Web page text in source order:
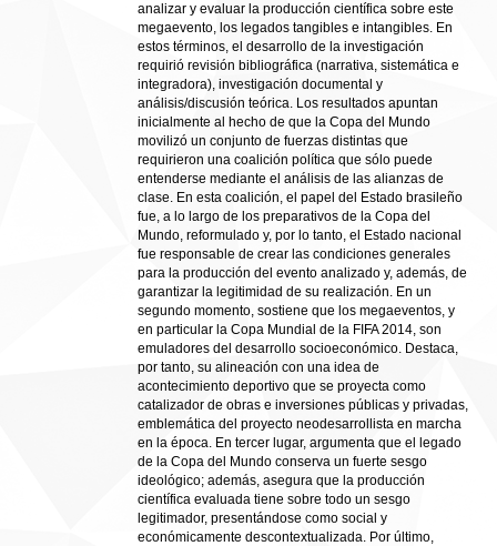
analizar y evaluar la producción científica sobre este
megaevento, los legados tangibles e intangibles. En
estos términos, el desarrollo de la investigación
requirió revisión bibliográfica (narrativa, sistemática e
integradora), investigación documental y
análisis/discusión teórica. Los resultados apuntan
inicialmente al hecho de que la Copa del Mundo
movilizó un conjunto de fuerzas distintas que
requirieron una coalición política que sólo puede
entenderse mediante el análisis de las alianzas de
clase. En esta coalición, el papel del Estado brasileño
fue, a lo largo de los preparativos de la Copa del
Mundo, reformulado y, por lo tanto, el Estado nacional
fue responsable de crear las condiciones generales
para la producción del evento analizado y, además, de
garantizar la legitimidad de su realización. En un
segundo momento, sostiene que los megaeventos, y
en particular la Copa Mundial de la FIFA 2014, son
emuladores del desarrollo socioeconómico. Destaca,
por tanto, su alineación con una idea de
acontecimiento deportivo que se proyecta como
catalizador de obras e inversiones públicas y privadas,
emblemática del proyecto neodesarrollista en marcha
en la época. En tercer lugar, argumenta que el legado
de la Copa del Mundo conserva un fuerte sesgo
ideológico; además, asegura que la producción
científica evaluada tiene sobre todo un sesgo
legitimador, presentándose como social y
económicamente descontextualizada. Por último,